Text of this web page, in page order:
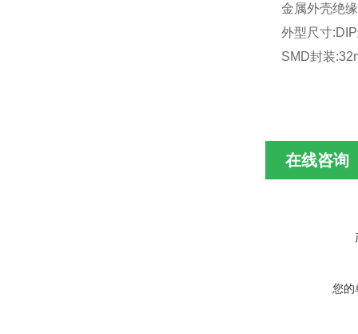
金属外壳绝
外型尺寸:DIP
SMD封装
在线咨询
您的